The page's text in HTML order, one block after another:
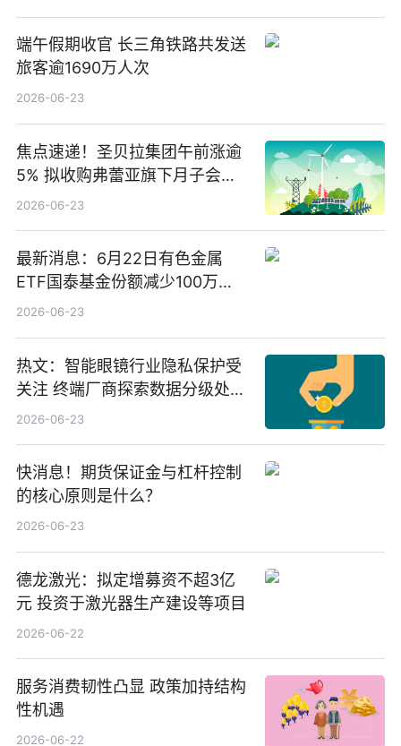
端午假期收官 长三角铁路共发送
旅客逾1690万人次
2026-06-23
焦点速递！圣贝拉集团午前涨逾
5% 拟收购弗蕾亚旗下月子会所
业务少数股权
2026-06-23
最新消息：6月22日有色金属
ETF国泰基金份额减少100万
份，重仓股紫金矿业、洛阳钼
2026-06-23
热文：智能眼镜行业隐私保护受
关注 终端厂商探索数据分级处理
等方案
2026-06-23
快消息！期货保证金与杠杆控制
的核心原则是什么？
2026-06-23
德龙激光：拟定增募资不超3亿
元 投资于激光器生产建设等项目
2026-06-22
服务消费韧性凸显 政策加持结构
性机遇
2026-06-22